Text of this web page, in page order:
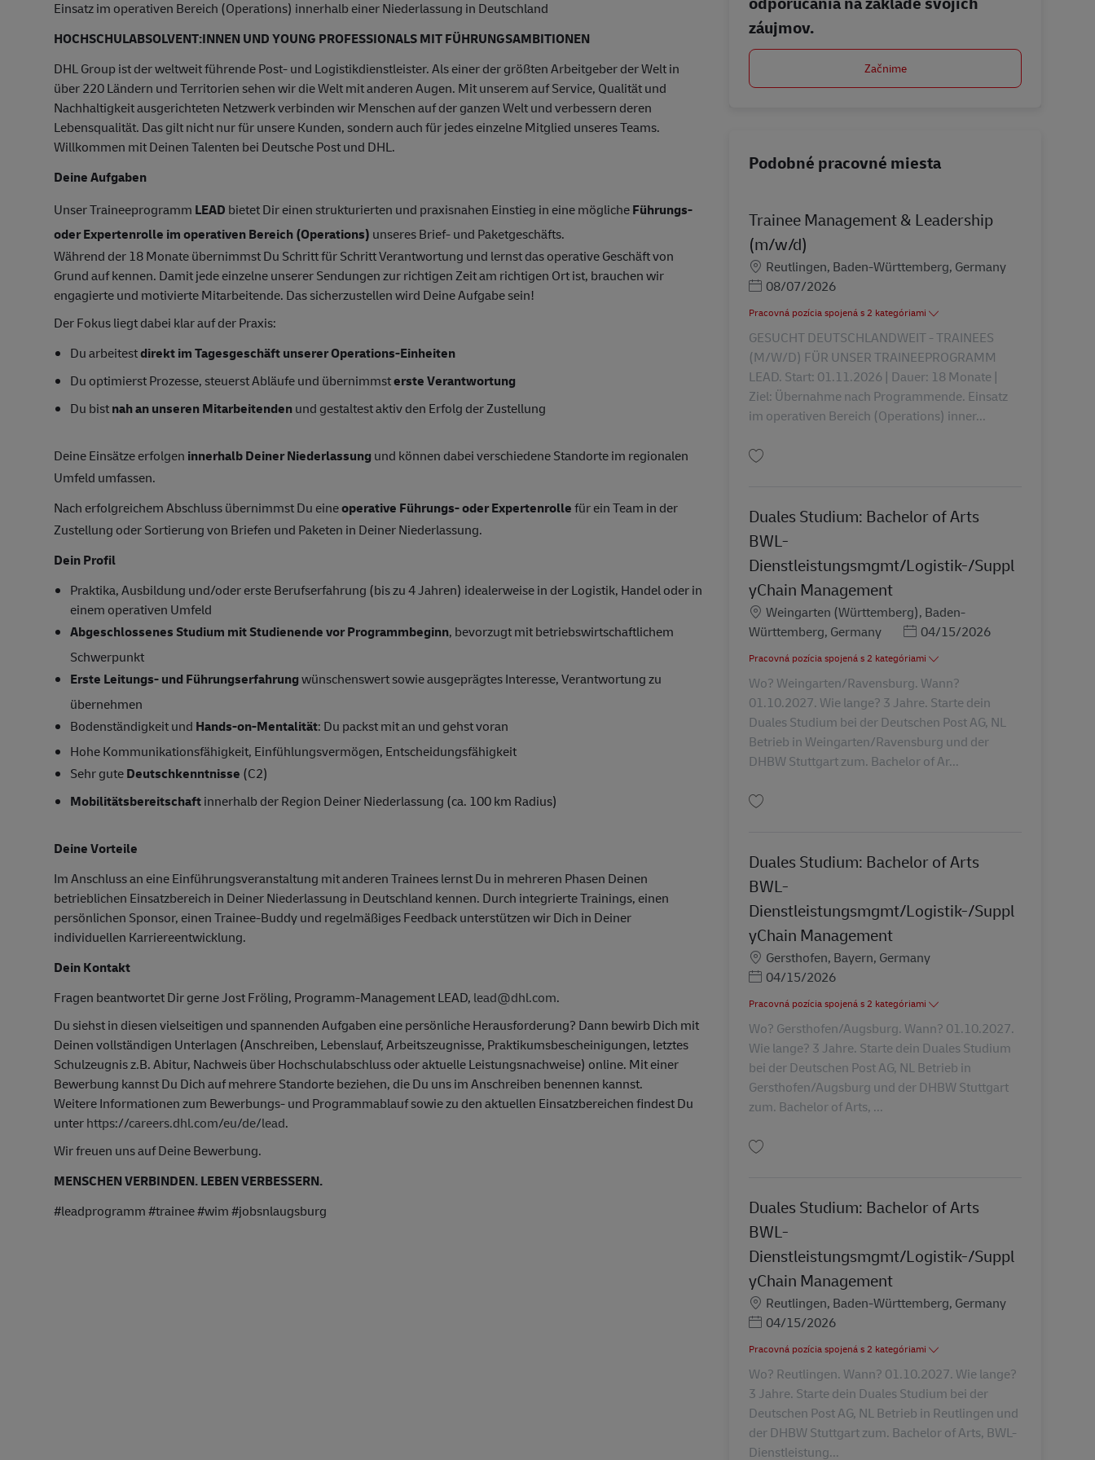
Einsatz im operativen Bereich (Operations) innerhalb einer Niederlassung in Deutschland
HOCHSCHULABSOLVENT:INNEN UND YOUNG PROFESSIONALS MIT FÜHRUNGSAMBITIONEN
DHL Group ist der weltweit führende Post- und Logistikdienstleister. Als einer der größten Arbeitgeber der Welt in
über 220 Ländern und Territorien sehen wir die Welt mit anderen Augen. Mit unserem auf Service, Qualität und
Nachhaltigkeit ausgerichteten Netzwerk verbinden wir Menschen auf der ganzen Welt und verbessern deren
Lebensqualität. Das gilt nicht nur für unsere Kunden, sondern auch für jedes einzelne Mitglied unseres Teams.
Willkommen mit Deinen Talenten bei Deutsche Post und DHL.
Deine Aufgaben
Unser Traineeprogramm LEAD bietet Dir einen strukturierten und praxisnahen Einstieg in eine möglicheFührungs-
oder Expertenrolle im operativen Bereich (Operations) unseres Brief- und Paketgeschäfts.
Während der 18 Monate übernimmst Du Schritt für Schritt Verantwortung und lernst das operative Geschäft von
Grund auf kennen. Damit jede einzelne unserer Sendungen zur richtigen Zeit am richtigen Ort ist, brauchen wir
engagierte und motivierte Mitarbeitende. Das sicherzustellen wird Deine Aufgabe sein!
Der Fokus liegt dabei klar auf der Praxis:
Du arbeitestdirekt im Tagesgeschäft unserer Operations-Einheiten
Du optimierst Prozesse, steuerst Abläufe und übernimmsterste Verantwortung
Du bistnah an unseren Mitarbeitendenund gestaltest aktiv den Erfolg der Zustellung
Deine Einsätze erfolgen innerhalb Deiner Niederlassung und können dabei verschiedene Standorte im regionalen
Umfeld umfassen.
Nach erfolgreichem Abschluss übernimmst Du eineoperative Führungs- oder Expertenrollefür ein Team in der
Zustellung oder Sortierung von Briefen und Paketen in Deiner Niederlassung.
Dein Profil
Praktika, Ausbildung und/oder erste Berufserfahrung (bis zu 4 Jahren) idealerweise in der Logistik, Handel oder in
einem operativen Umfeld
Abgeschlossenes Studium mit Studienende vor Programmbeginn, bevorzugt mit betriebswirtschaftlichem
Schwerpunkt
Erste Leitungs- und Führungserfahrungwünschenswert sowie ausgeprägtes Interesse, Verantwortung zu
übernehmen
Bodenständigkeit und Hands-on-Mentalität: Du packst mit an und gehst voran
Hohe Kommunikationsfähigkeit, Einfühlungsvermögen, Entscheidungsfähigkeit
Sehr guteDeutschkenntnisse (C2)
Mobilitätsbereitschaftinnerhalb der Region Deiner Niederlassung (ca. 100 km Radius)
Deine Vorteile
Im Anschluss an eine Einführungsveranstaltung mit anderen Trainees lernst Du in mehreren Phasen Deinen
betrieblichen Einsatzbereich in Deiner Niederlassung in Deutschland kennen. Durch integrierte Trainings, einen
persönlichen Sponsor, einen Trainee-Buddy und regelmäßiges Feedback unterstützen wir Dich in Deiner
individuellen Karriereentwicklung.
Dein Kontakt
Fragen beantwortet Dir gerne Jost Fröling, Programm-Management LEAD, lead@dhl.com.
Du siehst in diesen vielseitigen und spannenden Aufgaben eine persönliche Herausforderung? Dann bewirb Dich mit
Deinen vollständigen Unterlagen (Anschreiben, Lebenslauf, Arbeitszeugnisse, Praktikumsbescheinigungen, letztes
Schulzeugnis z.B. Abitur, Nachweis über Hochschulabschluss oder aktuelle Leistungsnachweise) online. Mit einer
Bewerbung kannst Du Dich auf mehrere Standorte beziehen, die Du uns im Anschreiben benennen kannst.
Weitere Informationen zum Bewerbungs- und Programmablauf sowie zu den aktuellen Einsatzbereichen findest Du
unterhttps://careers.dhl.com/eu/de/lead.
Wir freuen uns auf Deine Bewerbung.
MENSCHEN VERBINDEN. LEBEN VERBESSERN.
#leadprogramm #trainee #wim #jobsnlaugsburg
záujmov.
Začnime
Podobné pracovné miesta
Trainee Management & Leadership
(m/w/d)
Miesto
Reutlingen, Baden-Württemberg, Germany
Posted Date
08/07/2026
Pracovná pozícia spojená s 2 kategóriami
GESUCHT DEUTSCHLANDWEIT - TRAINEES
(M/W/D) FÜR UNSER TRAINEEPROGRAMM
LEAD. Start: 01.11.2026 | Dauer: 18 Monate |
Ziel: Übernahme nach Programmende. Einsatz
im operativen Bereich (Operations) inner...
Duales Studium: Bachelor of Arts
BWL-
Dienstleistungsmgmt/Logistik-/Suppl
yChain Management
Miesto
Weingarten (Württemberg), Baden-
Württemberg, Germany
Posted Date
04/15/2026
Pracovná pozícia spojená s 2 kategóriami
Wo? Weingarten/Ravensburg. Wann?
01.10.2027. Wie lange? 3 Jahre. Starte dein
Duales Studium bei der Deutschen Post AG, NL
Betrieb in Weingarten/Ravensburg und der
DHBW Stuttgart zum. Bachelor of Ar...
Duales Studium: Bachelor of Arts
BWL-
Dienstleistungsmgmt/Logistik-/Suppl
yChain Management
Miesto
Gersthofen, Bayern, Germany
Posted Date
04/15/2026
Pracovná pozícia spojená s 2 kategóriami
Wo? Gersthofen/Augsburg. Wann? 01.10.2027.
Wie lange? 3 Jahre. Starte dein Duales Studium
bei der Deutschen Post AG, NL Betrieb in
Gersthofen/Augsburg und der DHBW Stuttgart
zum. Bachelor of Arts, ...
Duales Studium: Bachelor of Arts
BWL-
Dienstleistungsmgmt/Logistik-/Suppl
yChain Management
Miesto
Reutlingen, Baden-Württemberg, Germany
Posted Date
04/15/2026
Pracovná pozícia spojená s 2 kategóriami
Wo? Reutlingen. Wann? 01.10.2027. Wie lange?
3 Jahre. Starte dein Duales Studium bei der
Deutschen Post AG, NL Betrieb in Reutlingen und
der DHBW Stuttgart zum. Bachelor of Arts, BWL-
Dienstleistung...